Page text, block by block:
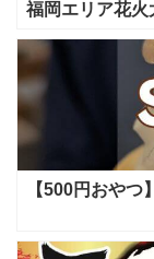
福岡エリア花
【500円おやつ